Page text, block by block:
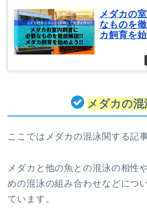
メダカの
なものを
カ飼育を
メダカの混
ここではメダカの混泳関する記
メダカと他の魚との混泳の相性
めの混泳の組み合わせなどにつ
ています。